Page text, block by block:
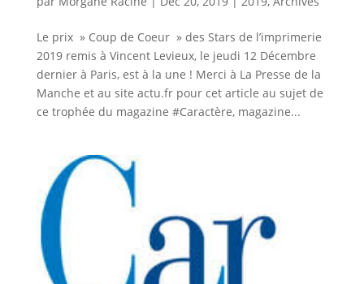
Le prix » Coup de Coeur » des Stars de l’imprimerie
2019 remis à Vincent Levieux, le jeudi 12 Décembre
dernier à Paris, est à la une ! Merci à La Presse de la
Manche et au site actu.fr pour cet article au sujet de
ce trophée du magazine #Caractère, magazine...